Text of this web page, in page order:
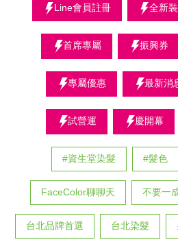
Line會員註冊 全新
首席專屬 振興券
專屬優惠 最新消
試營運 慶開幕
#資生堂染髮 #髮色
FaceColor聊聊天 不要一
台北品牌首選 台北染髮